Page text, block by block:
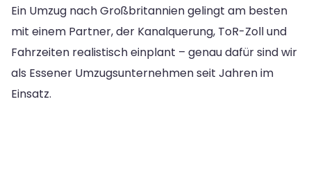
Ein Umzug nach Großbritannien gelingt am besten
mit einem Partner, der Kanalquerung, ToR-Zoll und
Fahrzeiten realistisch einplant – genau dafür sind wir
als Essener Umzugsunternehmen seit Jahren im
Einsatz.